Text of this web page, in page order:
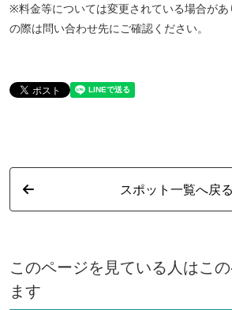
※料金等については変更されている場合が
の際は問い合わせ先にご確認ください。
スポット一覧へ戻る
このページを見ている人はこ
ます